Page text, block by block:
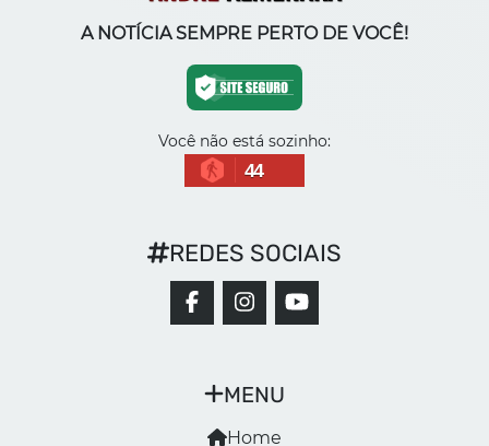
A NOTÍCIA SEMPRE PERTO DE VOCÊ!
Você não está sozinho:
44
MENU
Home
REDES SOCIAIS